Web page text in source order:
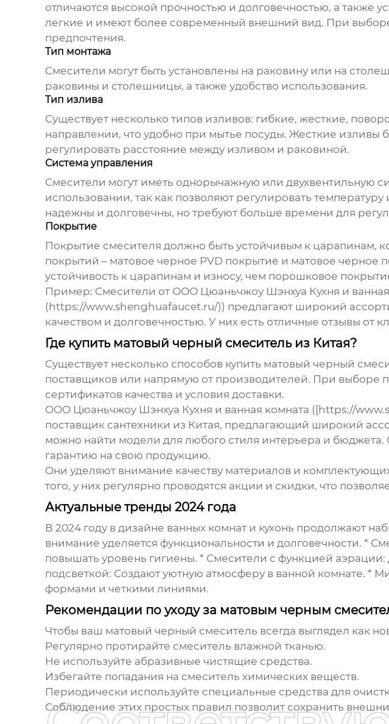
отличаются высокой прочностью и долговечностью, а
легкие и имеют более современный внешний вид. При
предпочтения.
Тип монтажа
Смесители могут быть установлены на раковину или на
раковины и столешницы, а также удобство использования.
Тип излива
Существует несколько типов изливов: гибкие, жесткие,
направлении, что удобно при мытье посуды. Жесткие
регулировать расстояние между изливом и раковиной.
Система управления
Смесители могут иметь однорычажную или двухвентильную
использовании, так как позволяют регулировать
надежны и долговечны, но требуют больше времени для
Покрытие
Покрытие смесителя должно быть устойчивым к
покрытий – матовое черное PVD покрытие и матовое
устойчивость к царапинам и износу, чем порошковое
Пример: Смесители от ООО Цюаньчжоу Шэнхуа Кухня и
(https://www.shenghuafaucet.ru/)) предлагают широкий
качеством и долговечностью. У них есть отличные отзывы от
Где купить матовый черный смеситель из Китая?
Существует несколько способов купить матовый черный
поставщиков или напрямую от производителей. При выборе
сертификатов качества и условия доставки.
ООО Цюаньчжоу Шэнхуа Кухня и ванная комната ([https://
поставщик сантехники из Китая, предлагающий широкий
можно найти модели для любого стиля интерьера и
гарантию на свою продукцию.
Они уделяют внимание качеству материалов и
того, у них регулярно проводятся акции и скидки, что
Актуальные тренды 2024 года
В 2024 году в дизайне ванных комнат и кухонь продолжают
внимание уделяется функциональности и долговечности. *
повышать уровень гигиены. * Смесители с функцией аэрации:
подсветкой: Создают уютную атмосферу в ванной комнате. *
формами и четкими линиями.
Рекомендации по уходу за матовым черным
Чтобы ваш матовый черный смеситель всегда выглядел как
Регулярно протирайте смеситель влажной тканью.
Не используйте абразивные чистящие средства.
Избегайте попадания на смеситель химических веществ.
Периодически используйте специальные средства для
Соблюдение этих простых правил позволит сохранить